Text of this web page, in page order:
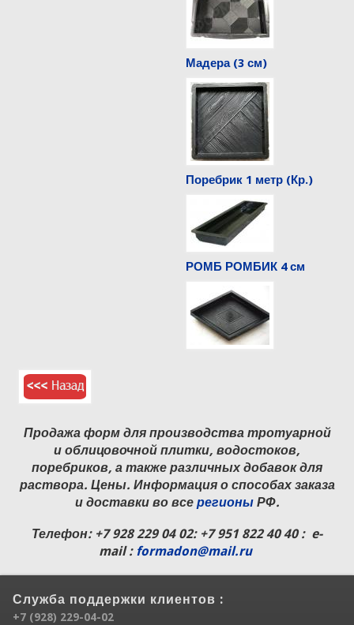
Мадера (3 см)
Поребрик 1 метр (Кр.)
РОМБ РОМБИК 4 см
Продажа форм для производства тротуарной
и облицовочной плитки, водостоков,
поребриков, а также различных добавок для
раствора. Цены. Информация о способах заказа
и доставки во все регионыРФ.
Телефон: +7 928 229 04 02: +7 951 822 40 40 : e-
mail : formadon@mail.ru
Служба поддержки клиентов :
+7 (928) 229-04-02